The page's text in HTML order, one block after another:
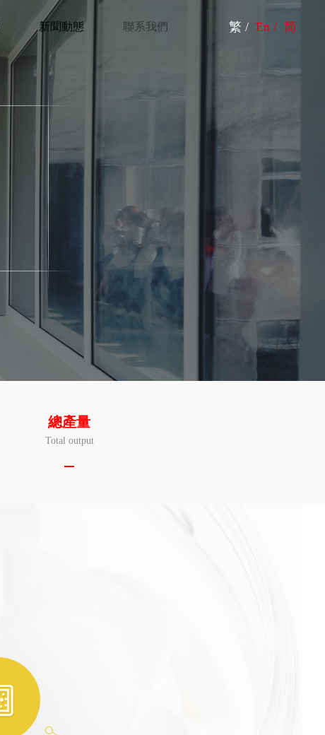
新聞動態 聯系我們 繁 / En / 简
總產量
Total output